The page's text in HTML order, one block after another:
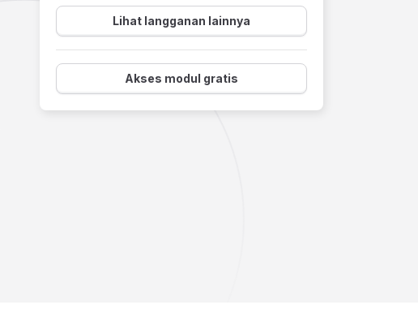
Lihat langganan lainnya
Akses modul gratis